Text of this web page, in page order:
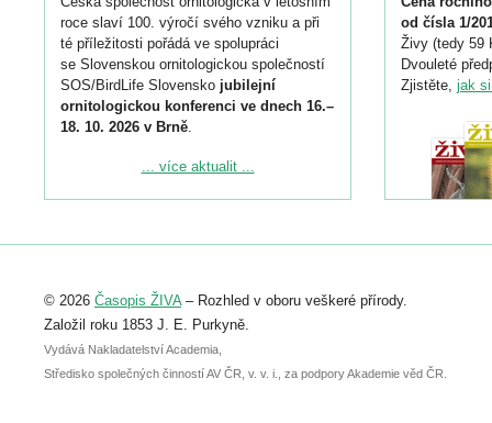
roce slaví 100. výročí svého vzniku a při
té příležitosti pořádá ve spolupráci
se Slovenskou ornitologickou společností
SOS/BirdLife Slovensko jubilejní
ornitologickou konferenci ve dnech 16.–
18. 10. 2026 v Brně.
Podrobnější informace ke konferenci
Registrovat se můžete do 6. září.
abstraktu přihlášené přednášky nebo
posteru je už 30. června.
... více aktualit ...
od čísla 1/
Živy (tedy 59
Dvouleté
Zjistěte, jak
© 2026 Časopis ŽIVA– Rozhled v oboru veškeré přírody.
Založil roku 1853 J. E. Purkyně.
Vydává Nakladatelství Academia,
Středisko společných činností AV ČR, v. v. i., za podpory Akademie věd ČR.